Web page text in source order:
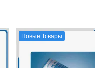
Новые Товары